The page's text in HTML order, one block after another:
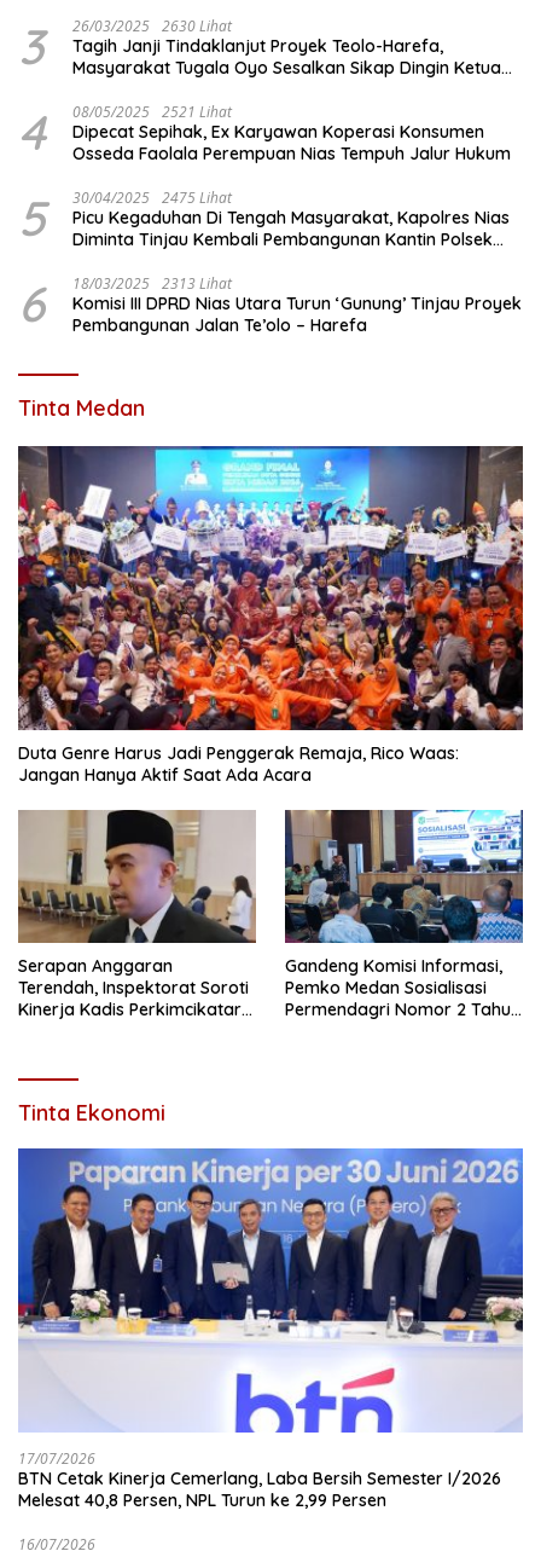
3 26/03/2025 2630 Lihat
Tagih Janji Tindaklanjut Proyek Teolo-Harefa,
Masyarakat Tugala Oyo Sesalkan Sikap Dingin Ketua
4 08/05/2025 2521 Lihat
Dipecat Sepihak, Ex Karyawan Koperasi Konsumen
Osseda Faolala Perempuan Nias Tempuh Jalur Hukum
5 30/04/2025 2475 Lihat
Picu Kegaduhan Di Tengah Masyarakat, Kapolres Nias
Diminta Tinjau Kembali Pembangunan Kantin Polsek
6 18/03/2025 2313 Lihat
Komisi III DPRD Nias Utara Turun ‘Gunung’ Tinjau Proyek
Pembangunan Jalan Te’olo – Harefa
Tinta Medan
Duta Genre Harus Jadi Penggerak Remaja, Rico Waas:
Jangan Hanya Aktif Saat Ada Acara
Serapan Anggaran
Terendah, Inspektorat Soroti
Kinerja Kadis Perkimcikataru
Gandeng Komisi Informasi,
Pemko Medan Sosialisasi
Permendagri Nomor 2 Tahun
Tinta Ekonomi
17/07/2026
BTN Cetak Kinerja Cemerlang, Laba Bersih Semester I/2026
Melesat 40,8 Persen, NPL Turun ke 2,99 Persen
16/07/2026